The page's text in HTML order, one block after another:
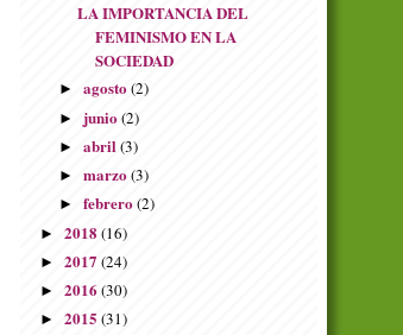
LA IMPORTANCIA DEL
FEMINISMO EN LA
SOCIEDAD
► agosto (2)
► junio(2)
► abril (3)
► marzo (3)
► febrero(2)
► 2018 (16)
► 2017 (24)
► 2016 (30)
► 2015 (31)